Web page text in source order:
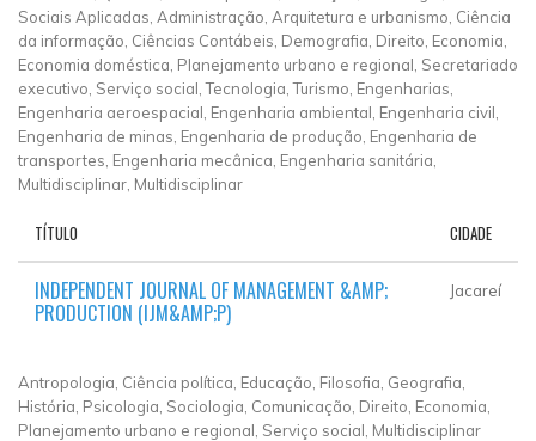
Sociais Aplicadas, Administração, Arquitetura e urbanismo, Ciência
da informação, Ciências Contábeis, Demografia, Direito, Economia,
Economia doméstica, Planejamento urbano e regional, Secretariado
executivo, Serviço social, Tecnologia, Turismo, Engenharias,
Engenharia aeroespacial, Engenharia ambiental, Engenharia civil,
Engenharia de minas, Engenharia de produção, Engenharia de
transportes, Engenharia mecânica, Engenharia sanitária,
Multidisciplinar, Multidisciplinar
TÍTULO CIDADE
INDEPENDENT JOURNAL OF MANAGEMENT &AMP;
PRODUCTION (IJM&AMP;P)
Jacareí
Antropologia, Ciência política, Educação, Filosofia, Geografia,
História, Psicologia, Sociologia, Comunicação, Direito, Economia,
Planejamento urbano e regional, Serviço social, Multidisciplinar